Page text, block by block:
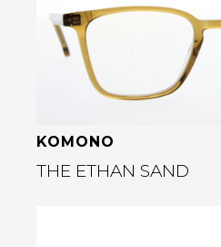
KOMONO
THE ETHAN SAND